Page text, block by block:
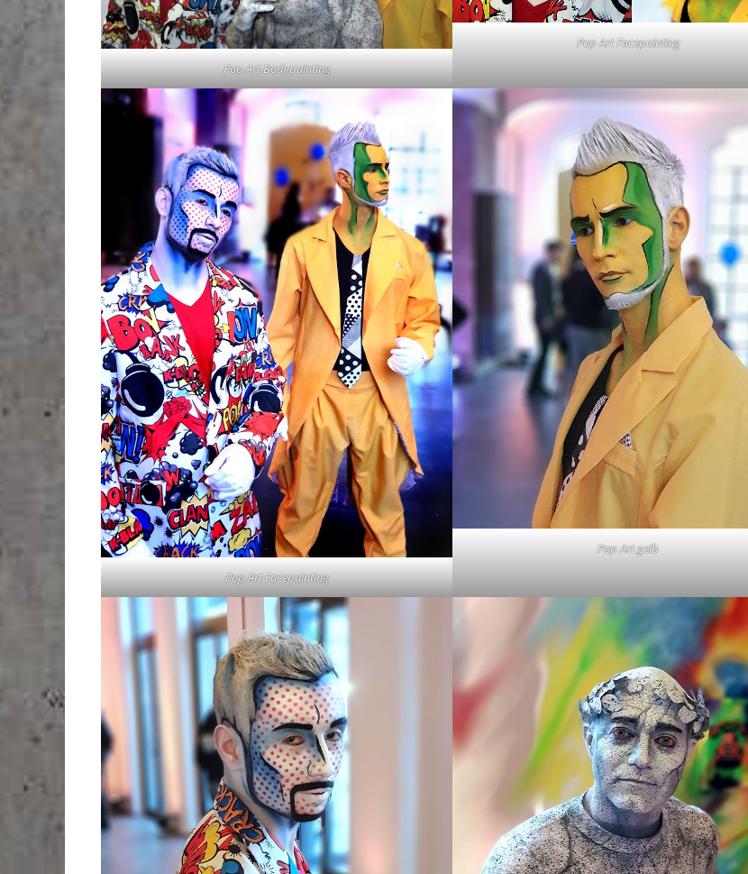
Pop Art Bodypainting
Pop Art Facepainting
Pop Art Facepainting
Pop Art gelb